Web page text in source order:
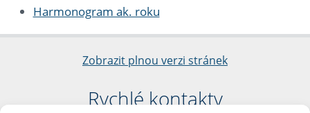
Harmonogram ak. roku
Zobrazit plnou verzi stránek
Rychlé kontakty